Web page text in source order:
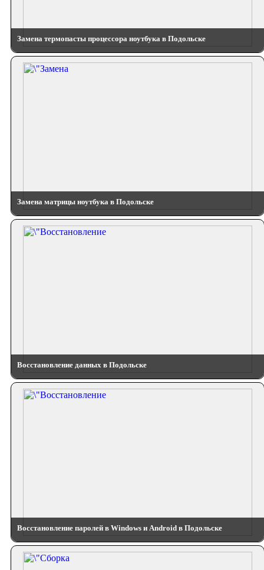
Замена термопасты процессора ноутбука в Подольске
Замена матрицы ноутбука в Подольске
Восстановление данных в Подольске
Восстановление паролей в Windows и Android в Подольске